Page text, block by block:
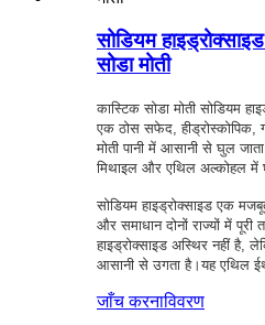
सोडियम
सोडा मोती
कास्टिक सोडा मोती सोडियम
एक ठोस सफेद, हीड्रोस्कोपिक,
मोती पानी में आसानी से घुल
मिथाइल और एथिल अल्कोहल में
सोडियम हाइड्रोक्साइड एक
और समाधान दोनों राज्यों में
हाइड्रोक्साइड अस्थिर नहीं है,
आसानी से उगता है।यह एथिल
जाँच करनाविवरण